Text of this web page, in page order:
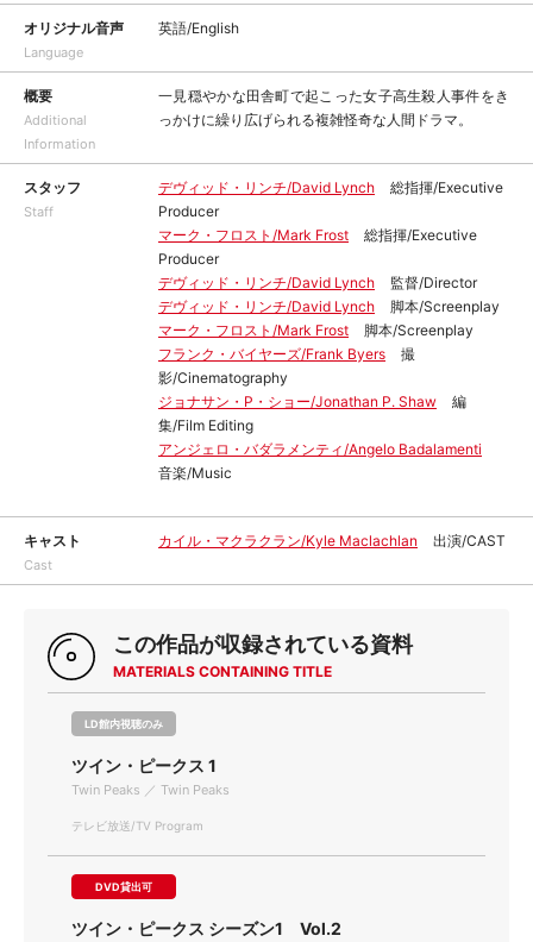
オリジナル音声
Language
英語/English
概要
Additional
Information
一見穏やかな田舎町で起こった女子高生殺人事件をき
っかけに繰り広げられる複雑怪奇な人間ドラマ。
スタッフ
Staff
デヴィッド・リンチ/David Lynch
総指揮/Executive
Producer
マーク・フロスト/Mark Frost
総指揮/Executive
Producer
デヴィッド・リンチ/David Lynch
監督/Director
デヴィッド・リンチ/David Lynch
脚本/Screenplay
マーク・フロスト/Mark Frost
脚本/Screenplay
フランク・バイヤーズ/Frank Byers
撮
影/Cinematography
ジョナサン・P・ショー/Jonathan P. Shaw
編
集/Film Editing
アンジェロ・バダラメンティ/Angelo Badalamenti
音楽/Music
キャスト
Cast
カイル・マクラクラン/Kyle Maclachlan 出演/CAST
この作品が収録されている資料
MATERIALS CONTAINING TITLE
LD館内視聴のみ
ツイン・ピークス 1
Twin Peaks ／ Twin Peaks
テレビ放送/TV Program
DVD貸出可
ツイン・ピークス シーズン1 Vol.2